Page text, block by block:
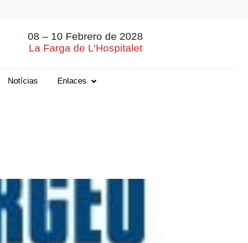
08 – 10 Febrero de 2028
La Farga de L’Hospitalet
Notícias Enlaces